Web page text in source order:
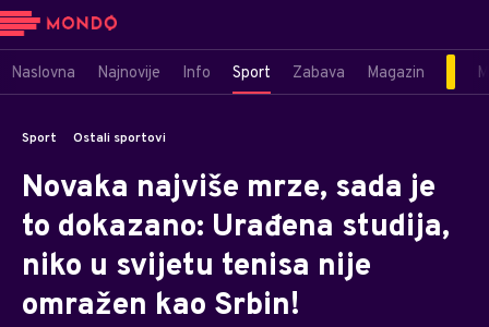
Naslovna Najnovije Info Sport Zabava Magazin
Sport Ostali sportovi
Novaka najviše mrze, sada je
to dokazano: Urađena studija,
niko u svijetu tenisa nije
omražen kao Srbin!